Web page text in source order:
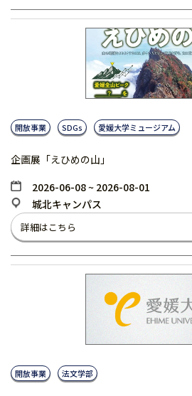
開放事業 SDGs 愛媛大学ミュージアム
企画展「えひめの山」
2026-06-08 ~ 2026-08-01
城北キャンパス
詳細はこちら
開放事業 法文学部